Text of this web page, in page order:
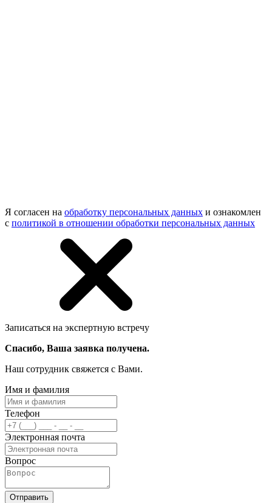
Я согласен на обработку персональных данных и ознакомлен
с политикой в отношении обработки персональных данных
Записаться на экспертную встречу
Спасибо, Ваша заявка получена.
Наш сотрудник свяжется с Вами.
Имя и фамилия
Телефон
Электронная почта
Вопрос
Отправить